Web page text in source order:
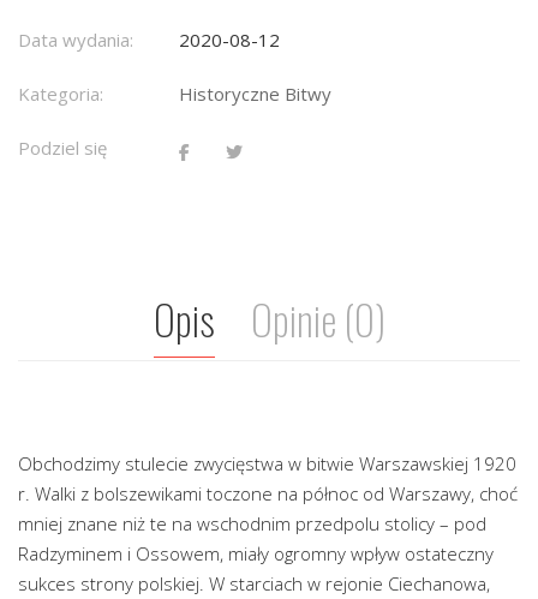
Data wydania: 2020-08-12
Kategoria: Historyczne Bitwy
Podziel się
Opis Opinie (0)
Obchodzimy stulecie zwycięstwa w bitwie Warszawskiej 1920
r. Walki z bolszewikami toczone na północ od Warszawy, choć
mniej znane niż te na wschodnim przedpolu stolicy – pod
Radzyminem i Ossowem, miały ogromny wpływ ostateczny
sukces strony polskiej. W starciach w rejonie Ciechanowa,